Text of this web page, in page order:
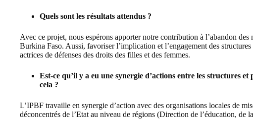
Quels sont les résultats attendus ?
Avec ce projet, nous espérons apporter notre contribution à l’abandon des
Burkina Faso. Aussi, favoriser l’implication et l’engagement des structures
actrices de défenses des droits des filles et des femmes.
Est-ce qu’il y a eu une synergie d’actions entre les structures
cela ?
L’IPBF travaille en synergie d’action avec des organisations locales de
déconcentrés de l’Etat au niveau de régions (Direction de l’éducation, de